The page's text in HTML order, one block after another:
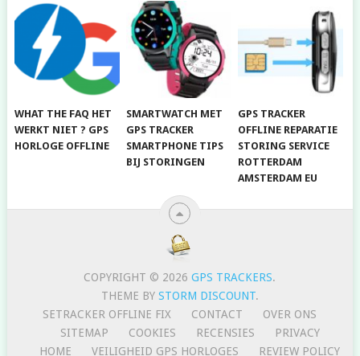
WHAT THE FAQ HET
WERKT NIET ? GPS
HORLOGE OFFLINE
SMARTWATCH MET
GPS TRACKER
SMARTPHONE TIPS
BIJ STORINGEN
GPS TRACKER
OFFLINE REPARATIE
STORING SERVICE
ROTTERDAM
AMSTERDAM EU
COPYRIGHT © 2026GPS TRACKERS.
THEME BY STORM DISCOUNT.
SETRACKER OFFLINE FIX
CONTACT
OVER ONS
SITEMAP
COOKIES RECENSIES
PRIVACY
HOME
VEILIGHEID GPS HORLOGES REVIEW POLICY